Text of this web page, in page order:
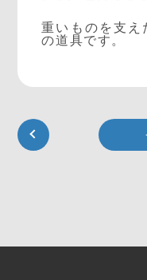
重いものを支え
の道具です。